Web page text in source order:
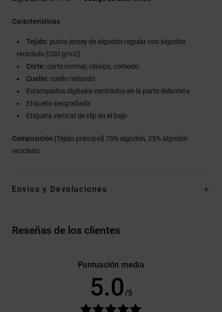
Características
Tejido: punto jersey de algodón regular con algodón
reciclado [200 g/m2]
Corte: corte normal, clásico, cómodo
Cuello: cuello redondo
Estampados digitales centrados en la parte delantera
Etiqueta serigrafiada
Etiqueta vertical de clip en el bajo
Composición [Tejido principal] 75% algodón, 25% algodón
reciclado
Envios y Devoluciones
Reseñas de los clientes
Puntuación media
5.0 /5